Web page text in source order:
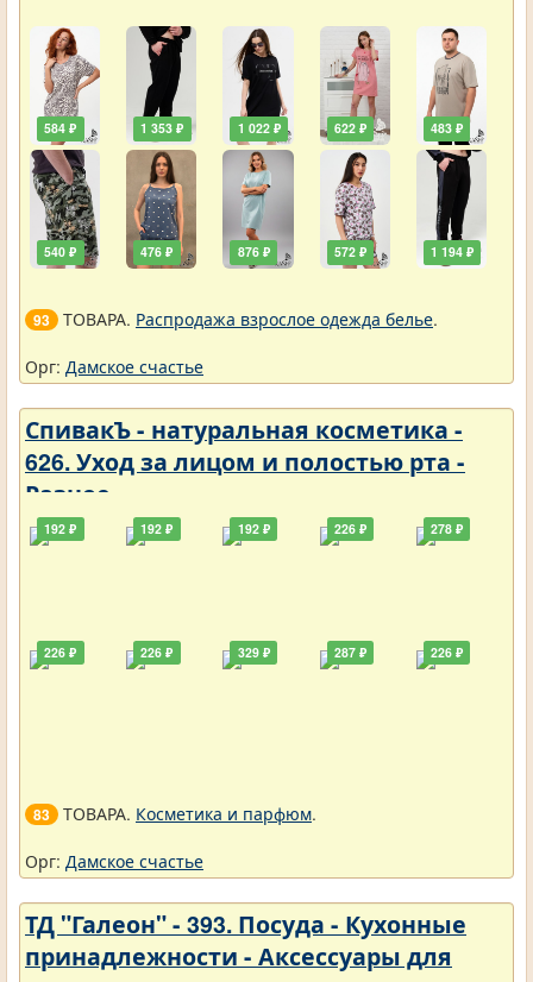
584 ₽
540 ₽
1 353 ₽
476 ₽
1 022 ₽
876 ₽
622 ₽
572 ₽
483 ₽
1 194 ₽
93 ТОВАРА. Распродажа взрослое одежда белье.
Орг: Дамское счастье
СпивакЪ - натуральная косметика -
626. Уход за лицом и полостью рта -
Разное
192 ₽
226 ₽
192 ₽
226 ₽
192 ₽
329 ₽
226 ₽
287 ₽
278 ₽
226 ₽
83 ТОВАРА. Косметика и парфюм.
Орг: Дамское счастье
ТД "Галеон" - 393. Посуда - Кухонные
принадлежности - Аксессуары для